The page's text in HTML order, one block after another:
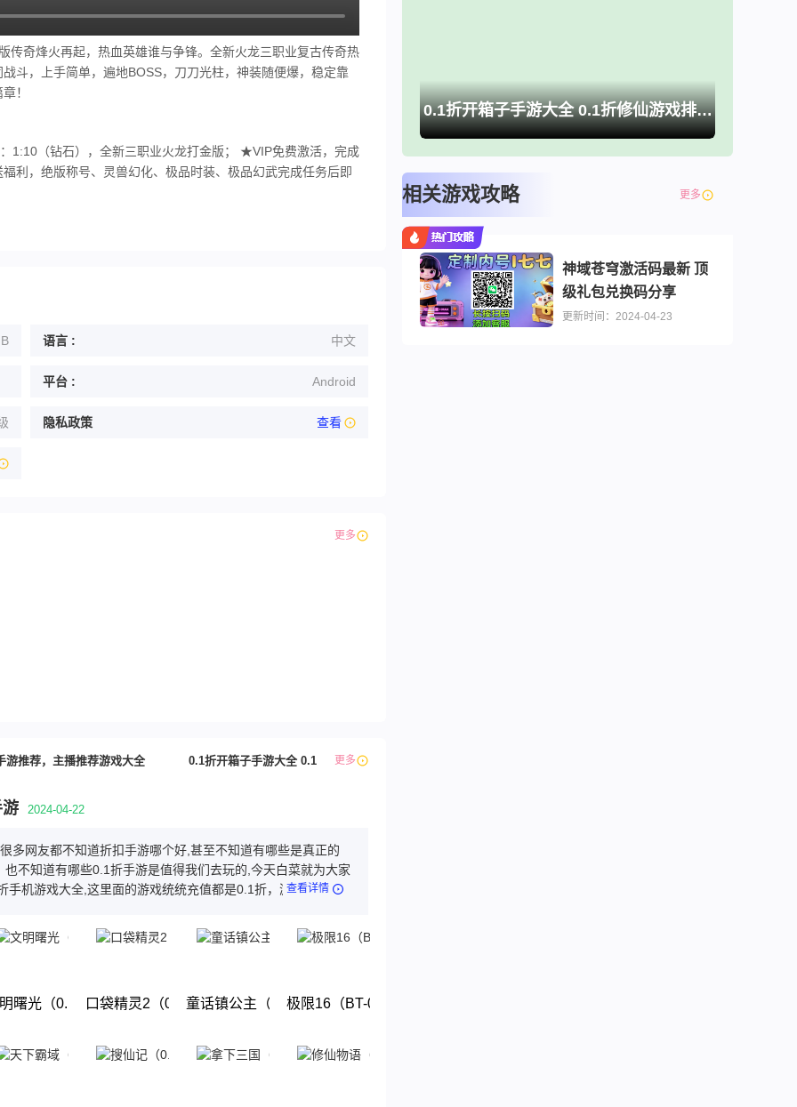
传奇烽火再起，热血英雄谁与争锋。全新火龙三职业复古传奇热
斗，上手简单，遍地BOSS，刀刀光柱，神装随便爆，稳定靠
！
（钻石），全新三职业火龙打金版； ★VIP免费激活，完成
利，绝版称号、灵兽幻化、极品时装、极品幻武完成任务后即
语言 : 中文
平台 : Android
隐私政策 查看
更多
更多
游推荐，主播推荐游戏大全 0.1折开箱子手游大全 0.1折修仙游戏排行榜推荐
2024-04-22
多网友都不知道折扣手游哪个好,甚至不知道有哪些是真正的
也不知道有哪些0.1折手游是值得我们去玩的,今天白菜就为大家
手机游戏大全,这里面的游戏统统充值都是0.1折，游戏上线就
验吧!
查看详情
极送百亿元宝）
曙光（0.1折GM修改版）
下载
口袋精灵2（0.1折送超梦）
下载
童话镇公主（0.1折）
下载
极限16（BT-0.1折无限元宝）
下载
0.1折开箱子手游大全 0.1折修仙游戏排行榜推荐
相关游戏攻略 更多
神域苍穹激活码最新 顶
级礼包兑换码分享
更新时间：2024-04-23